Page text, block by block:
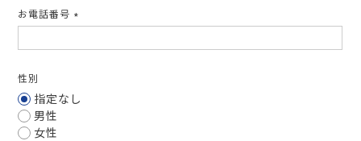
お電話番号
須)
性別
指定なし
男性
女性